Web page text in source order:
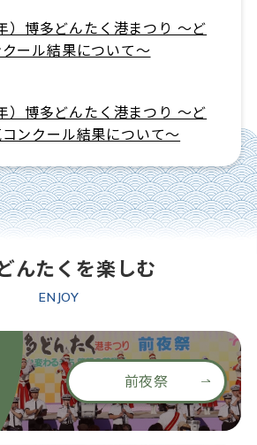
）博多どんたく港まつり ～ど
ール結果について～
）博多どんたく港まつり ～ど
ンクール結果について～
んたくを楽しむ
ENJOY
前夜祭